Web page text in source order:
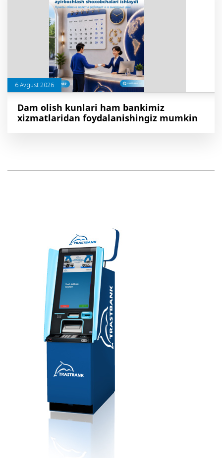
6 Avgust 2026
Dam olish kunlari ham bankimiz
xizmatlaridan foydalanishingiz mumkin